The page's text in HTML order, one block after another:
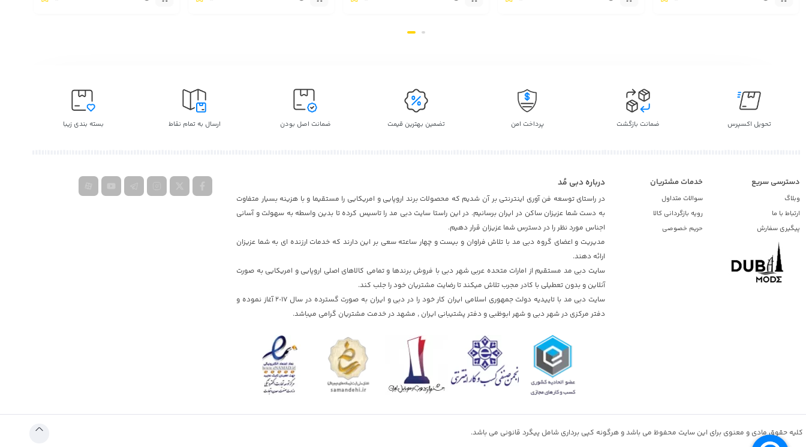
تحویل اکسپرس ضمانت بازگشت پرداخت امن تضمین بهترین قیمت ضمانت اصل بودن ارسال به تمام نقاط بسته بندی زیبا
دسترسی سریع
وبلاگ
ارتباط با ما
پیگیری سفارش
خدمات مشتریان
سوالات متداول
رویه بازگردانی کالا
حریم خصوصی
درباره دبی مُد
در راستای توسعه فن آوری اینترنتی بر آن شدیم که محصولات برند اروپایی و امریکایی را مستقیما و با هزینه بسیار متفاوت
به دست شما عزیزان ساکن در ایران برسانیم. در این راستا سایت دبی مد را تاسیس کرده تا بدین واسطه به سهولت و آسانی
اجناس مورد نظر را در دسترس شما عزیزان قرار دهیم.
مدیریت و اعضای گروه دبی مد با تلاش فراوان و بیست و چهار ساعته سعی بر این دارند که خدمات ارزنده ای به شما عزیزان
ارائه دهند.
سایت دبی مد مستقیم از امارات متحده عربی شهر دبی با فروش برندها و تمامی کالاهای اصلی اروپایی و امریکایی به صورت
آنلاین و بدون تعطیلی با کادر مجرب تلاش میکند تا رضایت مشتریان خود را جلب کند.
سایت دبی مد با تاییدیه دولت جمهوری اسلامی ایران کار خود را در دبی و ایران به صورت گسترده در سال ٢٠١۷ آغاز نموده و
دفتر مرکزی در شهر دبی و شهر ابوظبی و دفتر پشتیبانی ایران , مشهد در خدمت مشتریان گرامی میباشد.
کلیه حقوق مادی و معنوی برای این سایت محفوظ می باشد و هرگونه کپی برداری شامل پیگرد قانونی می باشد.